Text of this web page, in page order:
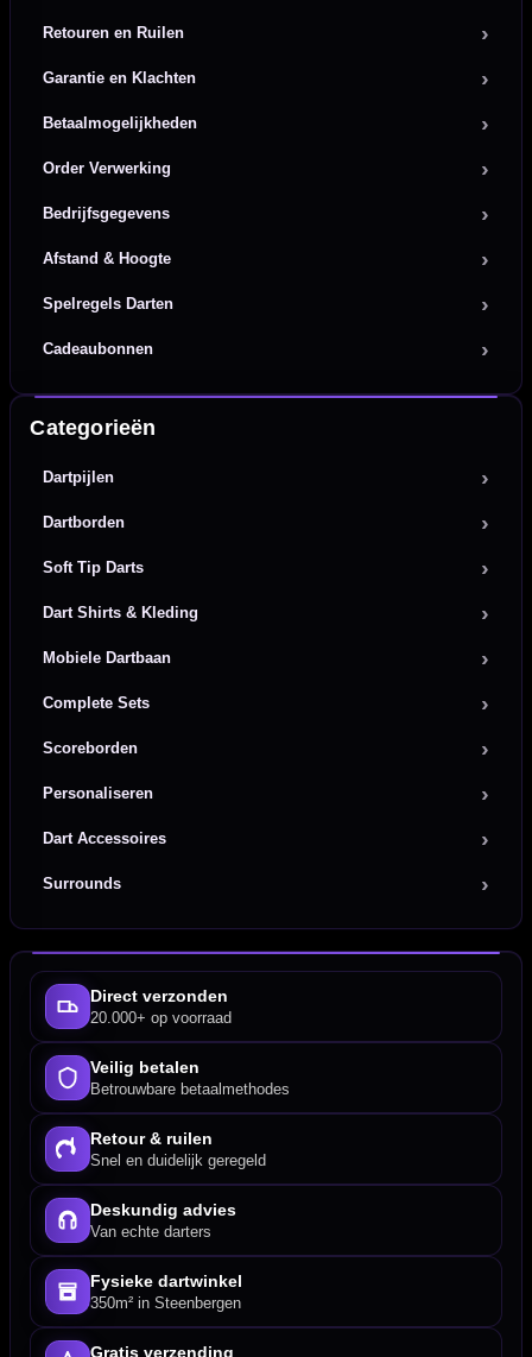
Retouren en Ruilen
Garantie en Klachten
Betaalmogelijkheden
Order Verwerking
Bedrijfsgegevens
Afstand & Hoogte
Spelregels Darten
Cadeaubonnen
Categorieën
Dartpijlen
Dartborden
Soft Tip Darts
Dart Shirts & Kleding
Mobiele Dartbaan
Complete Sets
Scoreborden
Personaliseren
Dart Accessoires
Surrounds
Direct verzonden
20.000+ op voorraad
Veilig betalen
Betrouwbare betaalmethodes
Retour & ruilen
Snel en duidelijk geregeld
Deskundig advies
Van echte darters
Fysieke dartwinkel
350m² in Steenbergen
Gratis verzending